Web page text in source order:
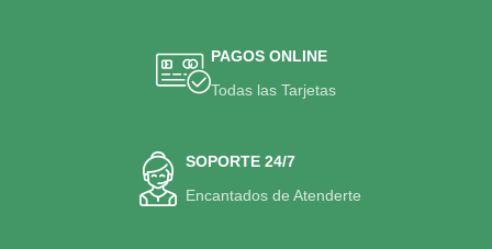
PAGOS ONLINE
Todas las Tarjetas
SOPORTE 24/7
Encantados de Atenderte